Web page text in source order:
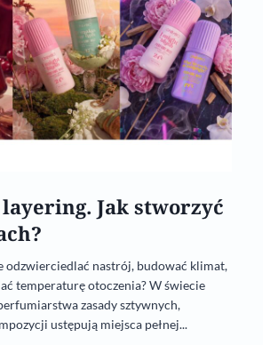
Jak stworzyć
odzwierciedlać nastrój, budować klimat,
temperaturę otoczenia? W świecie
zasady sztywnych,
ustępują miejsca pełnej...